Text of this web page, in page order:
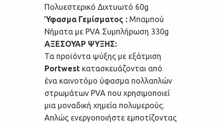
Πολυεστερικό Διχτυωτό 60g
Ύφασμα Γεμίσματος : Μπαμπού
Νήματα με PVA Συμπλήρωση 330g
ΑΞΕΣΟΥΑΡ ΨΥΞΗΣ:
Τα προϊόντα ψύξης με εξάτμιση
Portwest κατασκευάζονται από
ένα καινοτόμο ύφασμα πολλαπλών
στρωμάτων PVA που χρησιμοποιεί
μια μοναδική χημεία πολυμερούς.
Απλώς ενεργοποιήστε εμποτίζοντας